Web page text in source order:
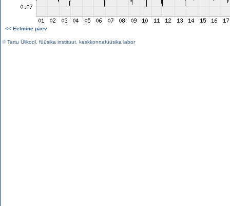
<< Eelmine päev
©Tartu Ülikool füüsika instituut keskkonnafüüsika labor